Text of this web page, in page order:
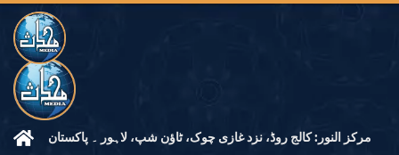
مرکز النور: کالج روڈ، نزد غازی چوک، ٹاؤن شپ، لاہور ۔ پاکستان